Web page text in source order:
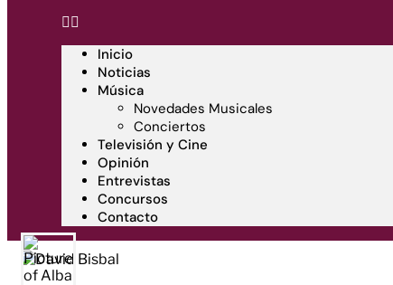
Inicio
Noticias
Música
Novedades Musicales
Conciertos
Televisión y Cine
Opinión
Entrevistas
Concursos
Contacto